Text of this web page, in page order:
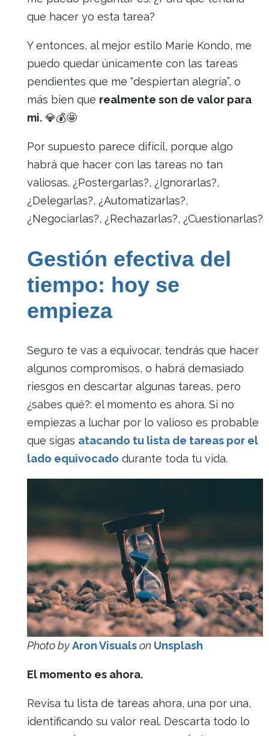
que hacer yo esta tarea?
Y entonces, al mejor estilo Marie Kondo, me
puedo quedar únicamente con las tareas
pendientes que me “despiertan alegría”, o
más bien que realmente son de valor para
mi.💎💰🤩
Por supuesto parece difícil, porque algo
habrá que hacer con las tareas no tan
valiosas. ¿Postergarlas?, ¿Ignorarlas?,
¿Delegarlas?, ¿Automatizarlas?,
¿Negociarlas?, ¿Rechazarlas?, ¿Cuestionarlas?
Gestión efectiva del
tiempo: hoy se
empieza
Seguro te vas a equivocar, tendrás que hacer
algunos compromisos, o habrá demasiado
riesgos en descartar algunas tareas, pero
¿sabes qué?: el momento es ahora. Si no
empiezas a luchar por lo valioso es probable
que sigas atacando tu lista de tareas por el
lado equivocado durante toda tu vida.
Photo byAron Visualson Unsplash
El momento es ahora.
Revisa tu lista de tareas ahora, una por una,
identificando su valor real. Descarta todo lo